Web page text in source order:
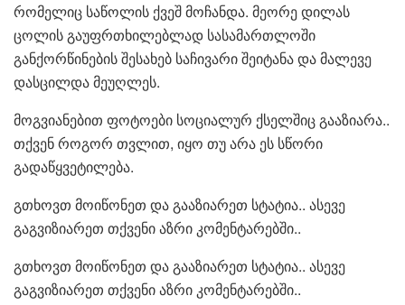
რომელიც საწოლის ქვეშ მოჩანდა. მეორე დილას
ცოლის გაუფრთხილებლად სასამართლოში
განქორწინების შესახებ საჩივარი შეიტანა და მალევე
დასცილდა მეუღლეს.
მოგვიანებით ფოტოები სოციალურ ქსელშიც გააზიარა..
თქვენ როგორ თვლით, იყო თუ არა ეს სწორი
გადაწყვეტილება.
გთხოვთ მოიწონეთ და გააზიარეთ სტატია.. ასევე
გაგვიზიარეთ თქვენი აზრი კომენტარებში..
გთხოვთ მოიწონეთ და გააზიარეთ სტატია.. ასევე
გაგვიზიარეთ თქვენი აზრი კომენტარებში..